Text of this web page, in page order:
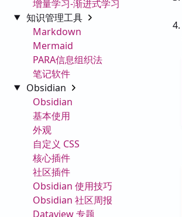
增量学习-渐进式学习
知识管理工具
Markdown
Mermaid
PARA信息组织法
笔记软件
Obsidian
Obsidian
基本使用
外观
自定义 CSS
核心插件
社区插件
Obsidian 使用技巧
Obsidian 社区周报
Dataview 专题